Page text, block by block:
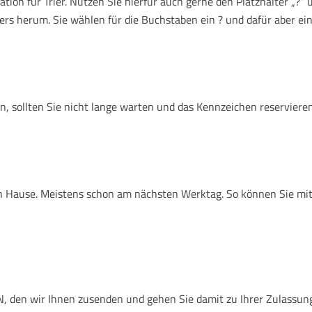
herum. Sie wählen für die Buchstaben ein ? und dafür aber
sollten Sie nicht lange warten und das Kennzeichen
Meistens schon am nächsten Werktag. So können Sie
den wir Ihnen zusenden und gehen Sie damit zu Ihrer